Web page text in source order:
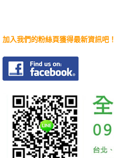
加入我們的粉絲頁獲得最新資訊吧！